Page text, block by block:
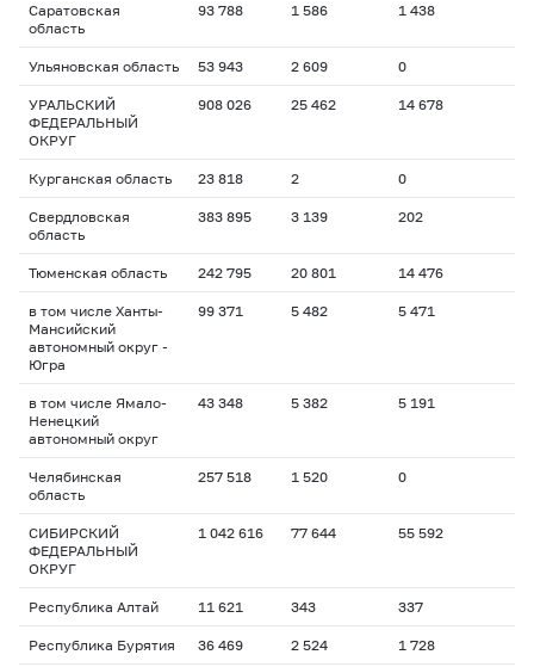
Саратовская
область
93 788 1 586 1 438
Ульяновская область 53 943 2 609 0
УРАЛЬСКИЙ
ФЕДЕРАЛЬНЫЙ
ОКРУГ
908 026 25 462 14 678
Курганская область 23 818 2 0
Свердловская
область
383 895 3 139 202
Тюменская область 242 795 20 801 14 476
в том числе Ханты-
Мансийский
автономный округ -
Югра
99 371 5 482 5 471
в том числе Ямало-
Ненецкий
автономный округ
43 348 5 382 5 191
Челябинская
область
257 518 1 520 0
СИБИРСКИЙ
ФЕДЕРАЛЬНЫЙ
ОКРУГ
1 042 616 77 644 55 592
Республика Алтай 11 621 343 337
Республика Бурятия 36 469 2 524 1 728